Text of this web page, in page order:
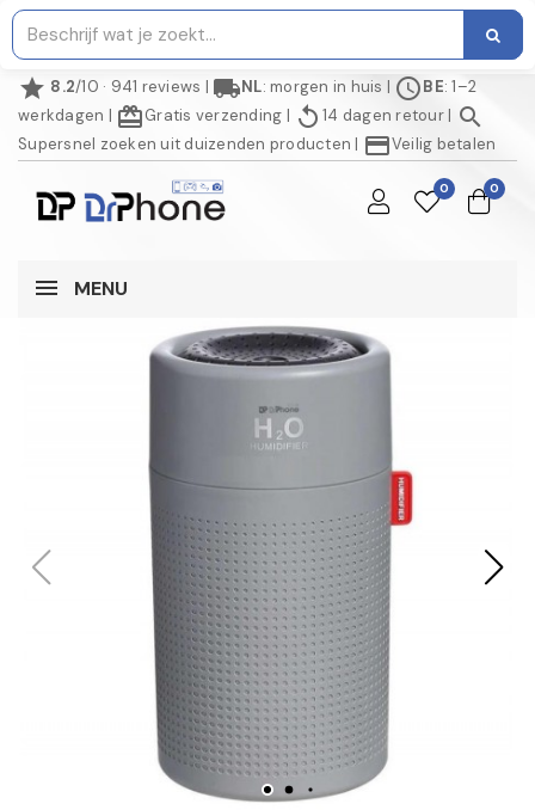
star 8.2/10 · 941 reviews | local_shippingNL: morgen in huis | scheduleBE: 1–2
werkdagen | redeemGratis verzending | replay 14 dagen retour| search
Supersnel zoeken uit duizenden producten | credit_cardVeilig betalen
0 0
MENU
NIET OP VOORRAAD